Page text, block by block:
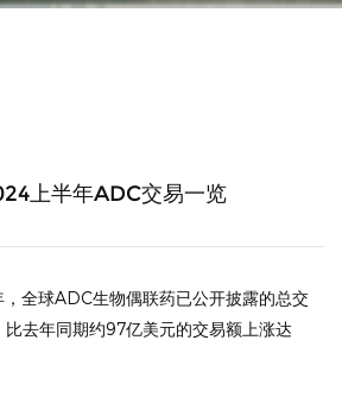
上半年ADC交易一览
全球ADC生物偶联药已公开披露的总交
去年同期约97亿美元的交易额上涨达